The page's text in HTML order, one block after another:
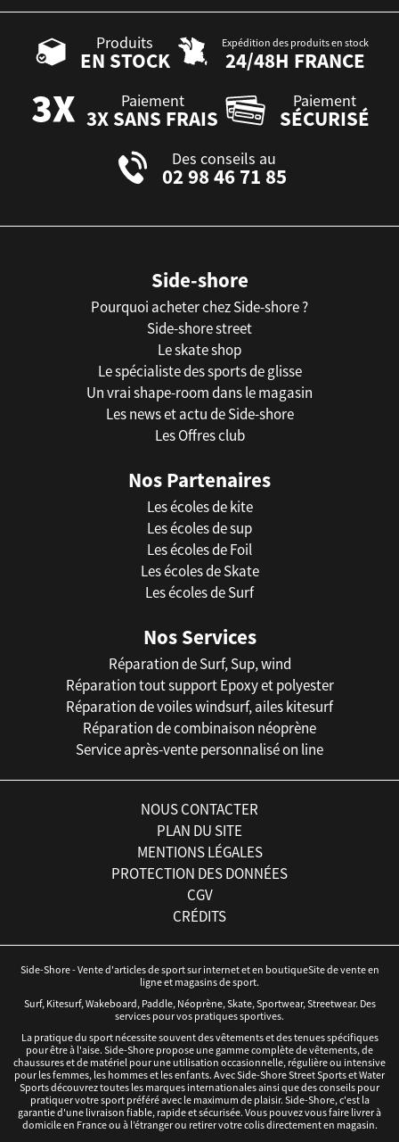
Produits
EN STOCK
Expédition des produits en stock
24/48H FRANCE
Paiement
3X SANS FRAIS
Paiement
SÉCURISÉ
Des conseils au
02 98 46 71 85
Side-shore
Pourquoi acheter chez Side-shore ?
Side-shore street
Le skate shop
Le spécialiste des sports de glisse
Un vrai shape-room dans le magasin
Les news et actu de Side-shore
Les Offres club
Nos Partenaires
Les écoles de kite
Les écoles de sup
Les écoles de Foil
Les écoles de Skate
Les écoles de Surf
Nos Services
Réparation de Surf, Sup, wind
Réparation tout support Epoxy et polyester
Réparation de voiles windsurf, ailes kitesurf
Réparation de combinaison néoprène
Service après-vente personnalisé on line
NOUS CONTACTER
PLAN DU SITE
MENTIONS LÉGALES
PROTECTION DES DONNÉES
CGV
CRÉDITS
Side-Shore - Vente d'articles de sport sur internet et en boutiqueSite de vente en
ligne et magasins de sport.
Surf, Kitesurf, Wakeboard, Paddle, Néoprène, Skate, Sportwear, Streetwear. Des
services pour vos pratiques sportives.
La pratique du sport nécessite souvent des vêtements et des tenues spécifiques
pour être à l'aise. Side-Shore propose une gamme complète de vêtements, de
chaussures et de matériel pour une utilisation occasionnelle, régulière ou intensive
pour les femmes, les hommes et les enfants. Avec Side-Shore Street Sports et Water
Sports découvrez toutes les marques internationales ainsi que des conseils pour
pratiquer votre sport préféré avec le maximum de plaisir. Side-Shore, c'est la
garantie d'une livraison fiable, rapide et sécurisée. Vous pouvez vous faire livrer à
domicile en France ou à l’étranger ou retirer votre colis directement en magasin.